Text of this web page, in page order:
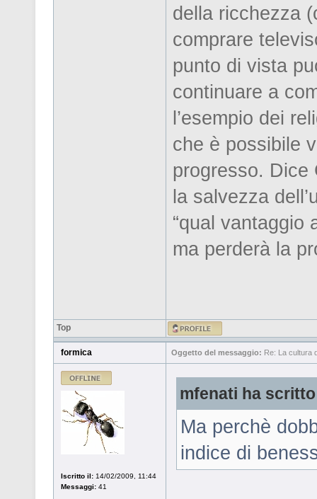
della ricchezza
comprare
punto di vista
continuare a
l’esempio dei
che è possibile
progresso. Dice
la salvezza
“qual vantaggio
ma perderà la
Top
formica Oggetto del messaggio: Re: La cultura
Iscritto il: 14/02/2009, 11:44
Messaggi: 41
mfenati ha
Ma perchè
indice di